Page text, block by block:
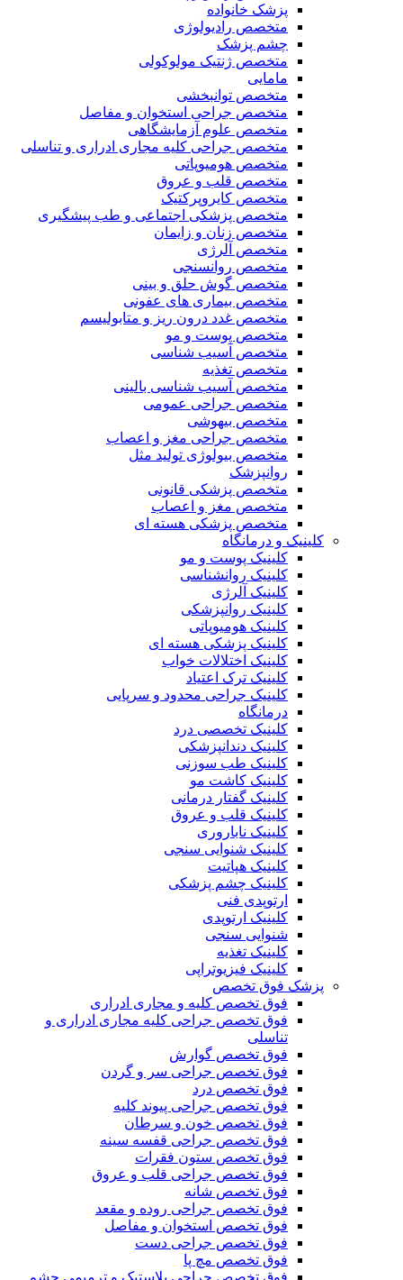
پزشک خانواده
متخصص رادیولوژی
چشم پزشک
متخصص ژنتیک مولوکولی
مامایی
متخصص توانبخشی
متخصص جراحی استخوان و مفاصل
متخصص علوم آزمایشگاهی
متخصص جراحی کلیه مجاری ادراری و تناسلی
متخصص هومیوپاتی
متخصص قلب و عروق
متخصص کایروپرکتیک
متخصص پزشکی اجتماعی و طب پیشگیری
متخصص زنان و زایمان
متخصص آلرژی
متخصص روانسنجی
متخصص گوش حلق و بینی
متخصص بیماری های عفونی
متخصص غدد درون ریز و متابولیسم
متخصص پوست و مو
متخصص آسیب شناسی
متخصص تغذیه
متخصص آسیب شناسی بالینی
متخصص جراحی عمومی
متخصص بیهوشی
متخصص جراحی مغز و اعصاب
متخصص بیولوژی تولید مثل
روانپزشک
متخصص پزشکی قانونی
متخصص مغز و اعصاب
متخصص پزشکی هسته ای
کلینیک و درمانگاه
کلینیک پوست و مو
کلینیک روانشناسی
کلینیک آلرژی
کلینیک روانپزشکی
کلینیک هومیوپاتی
کلینیک پزشکی هسته ای
کلینیک اختلالات خواب
کلینیک ترک اعتیاد
کلینیک جراحی محدود و سرپایی
درمانگاه
کلینیک تخصصی درد
کلینیک دندانپزشکی
کلینیک طب سوزنی
کلینیک کاشت مو
کلینیک گفتار درمانی
کلینیک قلب و عروق
کلینیک ناباروری
کلینیک شنوایی سنجی
کلینیک هپاتیت
کلینیک چشم پزشکی
ارتوپدی فنی
کلینیک ارتوپدی
شنوایی سنجی
کلینیک تغذیه
کلینیک فیزیوتراپی
پزشک فوق تخصص
فوق تخصص کلیه و مجاری ادراری
فوق تخصص جراحی کلیه مجاری ادراری و
تناسلی
فوق تخصص گوارش
فوق تخصص جراحی سر و گردن
فوق تخصص درد
فوق تخصص جراحی پیوند کلیه
فوق تخصص خون و سرطان
فوق تخصص جراحی قفسه سینه
فوق تخصص ستون فقرات
فوق تخصص جراحی قلب و عروق
فوق تخصص شانه
فوق تخصص جراحی روده و مقعد
فوق تخصص استخوان و مفاصل
فوق تخصص جراحی دست
فوق تخصص مچ پا